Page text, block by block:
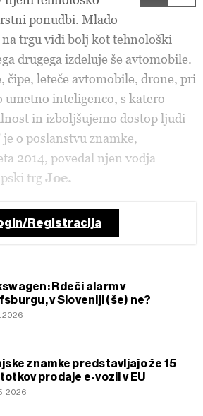
ponudbi. Mlado
trgu vidi bolj kot tehnološki
drugega izdeluje še avtomobile.
čipe, leteče avtomobile, drone, pri
umetno inteligenco, s katero
in izboljšujemo dostop ljudi
o poslanstvu znamke,
2014, povedal njen vodja
trgJoe.
Registracija
Rdeči alarm v
v Sloveniji (še) ne?
znamke predstavljajo že 15
prodaje e-vozil v EU